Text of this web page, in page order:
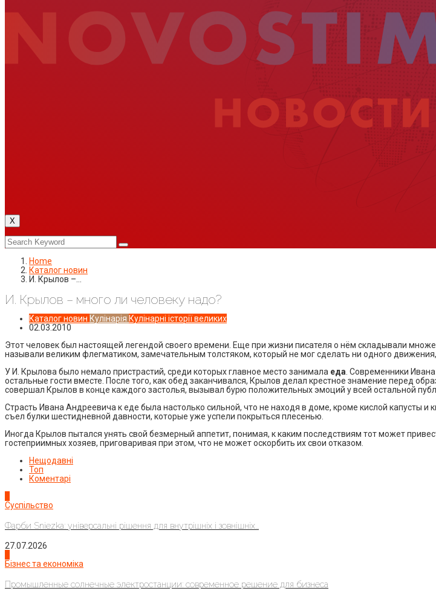
X
Home
Каталог новин
И. Крылов –…
И. Крылов – много ли человеку надо?
Каталог новин Кулінарія Кулінарні історії великих
02.03.2010
Этот человек был настоящей легендой своего времени. Еще при жизни писателя о нём складывали
называли великим флегматиком, замечательным толстяком, который не мог сделать ни одного
У И. Крылова было немало пристрастий, среди которых главное место занимала еда . Современники
остальные гости вместе. После того, как обед заканчивался, Крылов делал крестное знамение перед
совершал Крылов в конце каждого застолья, вызывал бурю положительных эмоций у всей остальной
Страсть Ивана Андреевича к еде была настолько сильной, что не находя в доме, кроме кислой капусты
съел булки шестидневной давности, которые уже успели покрыться плесенью.
Иногда Крылов пытался унять свой безмерный аппетит, понимая, к каким последствиям тот может
гостеприимных хозяев, приговаривая при этом, что не может оскорбить их свои отказом.
Нещодавні
Топ
Коментарі
Суспільство
Фарби Sniezka: універсальні рішення для внутрішніх і зовнішніх...
27.07.2026
Бізнес та економіка
Промышленные солнечные электростанции: современное решение для бизнеса